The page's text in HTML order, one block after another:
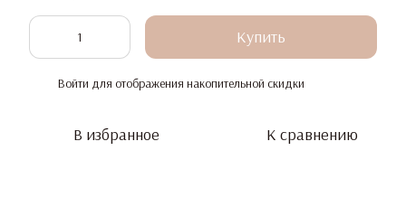
Купить
Войти для отображения накопительной скидки
В избранное К сравнению